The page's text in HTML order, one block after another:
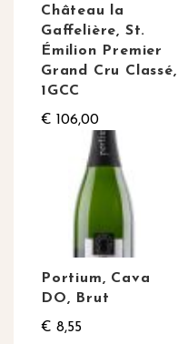
Château la
Gaffelière, St.
Émilion Premier
Grand Cru Classé,
1GCC
€ 106,00
Portium, Cava
DO, Brut
€ 8,55